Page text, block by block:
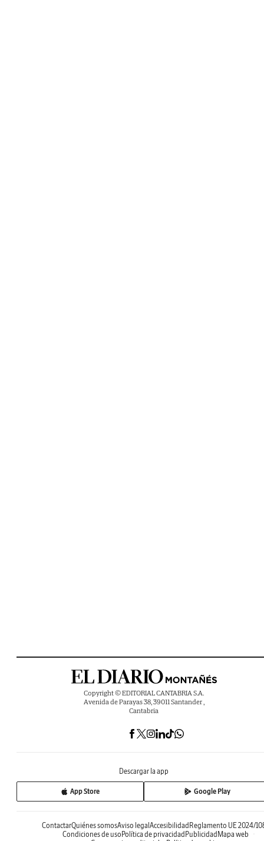
Copyright © EDITORIAL CANTABRIA S.A.
Avenida de Parayas 38, 39011 Santander ,
Cantabria
Descargar la app
App Store Google Play
ContactarQuiénes somosAviso legal Accesibilidad Reglamento UE 2024/
Condiciones de uso Política de privacidad Publicidad Mapa web